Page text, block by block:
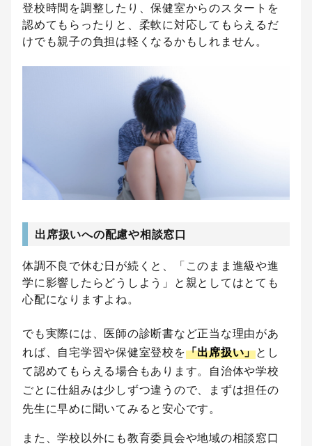
登校時間を調整したり、保健室からのスタートを
認めてもらったりと、柔軟に対応してもらえるだ
けでも親子の負担は軽くなるかもしれません。
出席扱いへの配慮や相談窓口
体調不良で休む日が続くと、「このまま進級や進
学に影響したらどうしよう」と親としてはとても
心配になりますよね。
でも実際には、医師の診断書など正当な理由があ
れば、自宅学習や保健室登校を「出席扱い」とし
て認めてもらえる場合もあります。自治体や学校
ごとに仕組みは少しずつ違うので、まずは担任の
先生に早めに聞いてみると安心です。
また、学校以外にも教育委員会や地域の相談窓口